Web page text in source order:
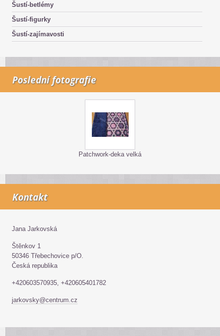
Šustí-betlémy
Šustí-figurky
Šustí-zajímavosti
Poslední fotografie
Patchwork-deka velká
Kontakt
Jana Jarkovská
Štěnkov 1
50346 Třebechovice p/O.
Česká republika
+420603570935, +420605401782
jarkovsky@centrum.cz